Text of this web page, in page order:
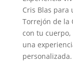
Cris Blas para
Torrejón de la
con tu
una